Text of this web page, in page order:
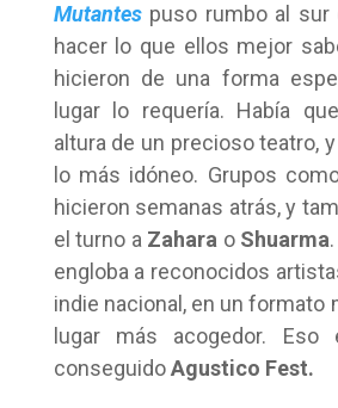
Mutantes puso rumbo al sur
hacer lo que ellos mejor
hicieron de una forma
lugar lo requería. Había
altura de un precioso teatro,
lo más idóneo. Grupos
hicieron semanas atrás, y
el turno a Zahara o Shuarma
engloba a reconocidos
indie nacional, en un formato
lugar más acogedor.
conseguidoAgustico Fest.